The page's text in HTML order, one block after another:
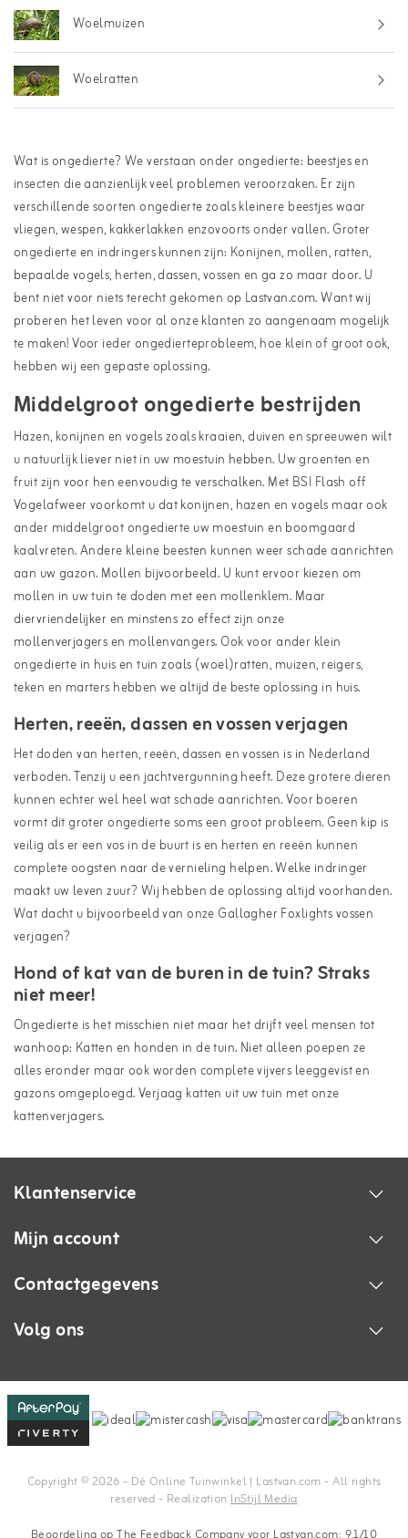
Woelmuizen
Woelratten
Wat is ongedierte? We verstaan onder ongedierte: beestjes en
insecten die aanzienlijk veel problemen veroorzaken. Er zijn
verschillende soorten ongedierte zoals kleinere beestjes waar
vliegen, wespen, kakkerlakken enzovoorts onder vallen. Groter
ongedierte en indringers kunnen zijn: Konijnen, mollen, ratten,
bepaalde vogels, herten, dassen, vossen en ga zo maar door. U
bent niet voor niets terecht gekomen op Lastvan.com. Want wij
proberen het leven voor al onze klanten zo aangenaam mogelijk
te maken! Voor ieder ongedierteprobleem, hoe klein of groot ook,
hebben wij een gepaste oplossing.
Middelgroot ongedierte bestrijden
Hazen, konijnen en vogels zoals kraaien, duiven en spreeuwen wilt
u natuurlijk liever niet in uw moestuin hebben. Uw groenten en
fruit zijn voor hen eenvoudig te verschalken. Met BSI Flash off
Vogelafweer voorkomt u dat konijnen, hazen en vogels maar ook
ander middelgroot ongedierte uw moestuin en boomgaard
kaalvreten. Andere kleine beesten kunnen weer schade aanrichten
aan uw gazon. Mollen bijvoorbeeld. U kunt ervoor kiezen om
mollen in uw tuin te doden met een mollenklem. Maar
diervriendelijker en minstens zo effect zijn onze
mollenverjagersen mollenvangers. Ook voor ander klein
ongedierte in huis en tuin zoals (woel)ratten, muizen, reigers,
teken en marters hebben we altijd de beste oplossing in huis.
Herten, reeën, dassen en vossen verjagen
Het doden van herten, reeën, dassen en vossen is in Nederland
verboden. Tenzij u een jachtvergunning heeft. Deze grotere dieren
kunnen echter wel heel wat schade aanrichten. Voor boeren
vormt dit groter ongedierte soms een groot probleem. Geen kip is
veilig als er een vos in de buurt is en herten en reeën kunnen
complete oogsten naar de vernieling helpen. Welke indringer
maakt uw leven zuur? Wij hebben de oplossing altijd voorhanden.
Wat dacht u bijvoorbeeld van onze Gallagher Foxlights vossen
verjagen?
Hond of kat van de buren in de tuin? Straks
niet meer!
Ongedierte is het misschien niet maar het drijft veel mensen tot
wanhoop: Katten en honden in de tuin. Niet alleen poepen ze
alles eronder maar ook worden complete vijvers leeggevist en
gazons omgeploegd. Verjaag katten uit uw tuin met onze
kattenverjagers.
Klantenservice
Mijn account
Contactgegevens
Volg ons
Copyright © 2026 - Dé Online Tuinwinkel | Lastvan.com‎ - All rights
reserved - RealizationInStijl Media